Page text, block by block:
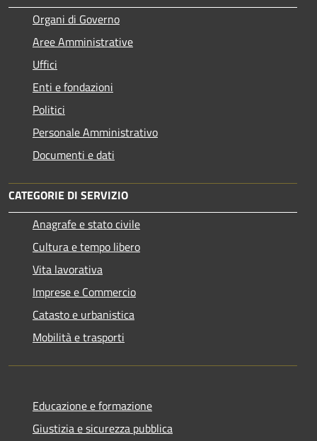
Organi di Governo
Aree Amministrative
Uffici
Enti e fondazioni
Politici
Personale Amministrativo
Documenti e dati
CATEGORIE DI SERVIZIO
Anagrafe e stato civile
Cultura e tempo libero
Vita lavorativa
Imprese e Commercio
Catasto e urbanistica
Mobilità e trasporti
Educazione e formazione
Giustizia e sicurezza pubblica